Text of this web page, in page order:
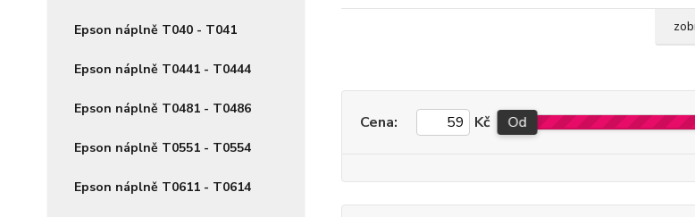
Epson náplně T040 - T041
Epson náplně T0441 - T0444
Epson náplně T0481 - T0486
Epson náplně T0551 - T0554
Epson náplně T0611 - T0614
Cena: Kč Od